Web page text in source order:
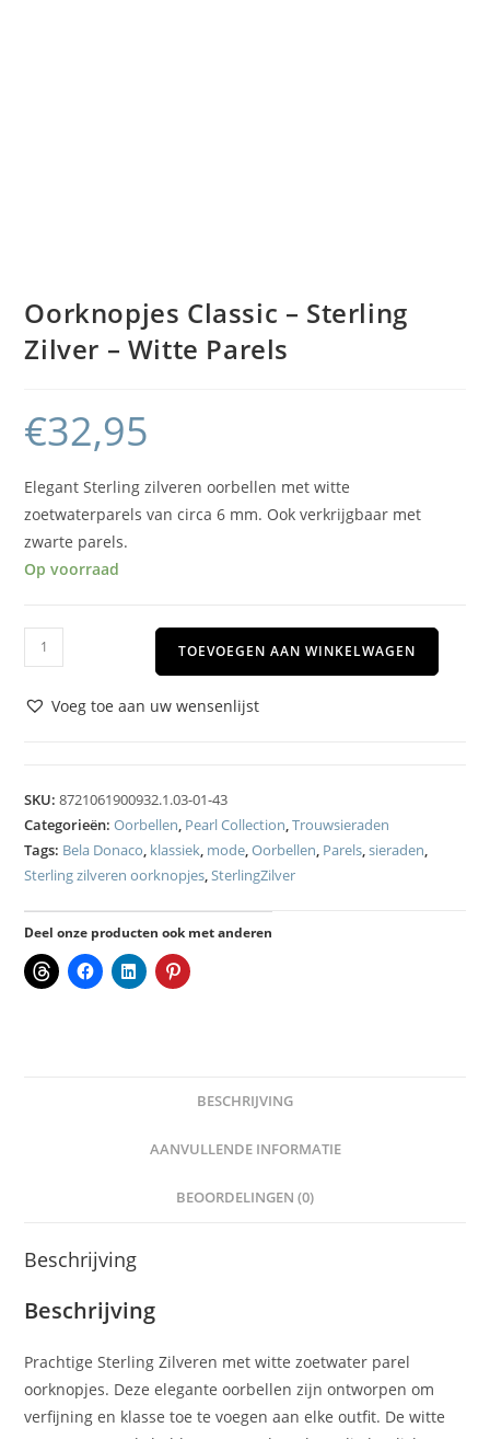
Oorknopjes Classic – Sterling
Zilver – Witte Parels
€32,95
Elegant Sterling zilveren oorbellen met witte
zoetwaterparels van circa 6 mm. Ook verkrijgbaar met
zwarte parels.
Op voorraad
TOEVOEGEN AAN WINKELWAGEN
Voeg toe aan uw wensenlijst
SKU:8721061900932.1.03-01-43
Categorieën:Oorbellen Pearl Collection ,Trouwsieraden
Tags: Bela Donaco klassiek mode ,Oorbellen Parels ,sieraden
Sterling zilveren oorknopjes SterlingZilver
Deel onze producten ook met anderen
BESCHRIJVING
AANVULLENDE INFORMATIE
BEOORDELINGEN (0)
Beschrijving
Beschrijving
Prachtige Sterling Zilveren met witte zoetwater parel
oorknopjes. Deze elegante oorbellen zijn ontworpen om
verfijning en klasse toe te voegen aan elke outfit. De witte